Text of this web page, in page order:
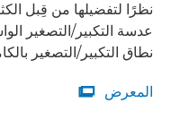
نظرًا لتفضيلها من قِبل
عدسة التكبير/التصغير
نطاق التكبير/التصغير
المعرض
المعرض
